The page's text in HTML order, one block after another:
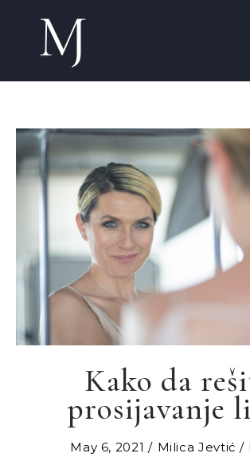
Kako da
prosijavanje
May 6, 2021 Milica Jevtić